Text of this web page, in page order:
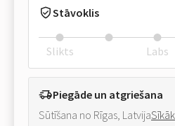
Stāvoklis
Slikts Labs
Piegāde un atgriešana
Sūtīšana no Rīgas, LatvijaSīkāk